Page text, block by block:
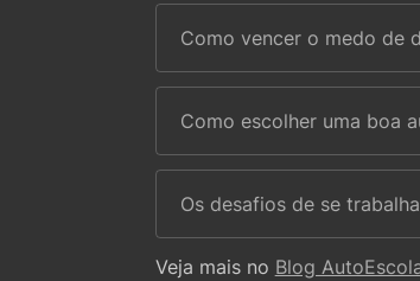
Como vencer o medo de
Como escolher uma boa
Os desafios de se
Veja mais no Blog